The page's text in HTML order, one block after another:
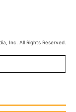
ンアップ」を
「一時Windows
のWindows 10に
ます。以前のバー
Inc. All Rights Reserved.